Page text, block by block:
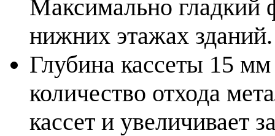
Максимально гладкий
нижних этажах зданий.
Глубина кассеты 15
количество отхода
кассет и увеличивает